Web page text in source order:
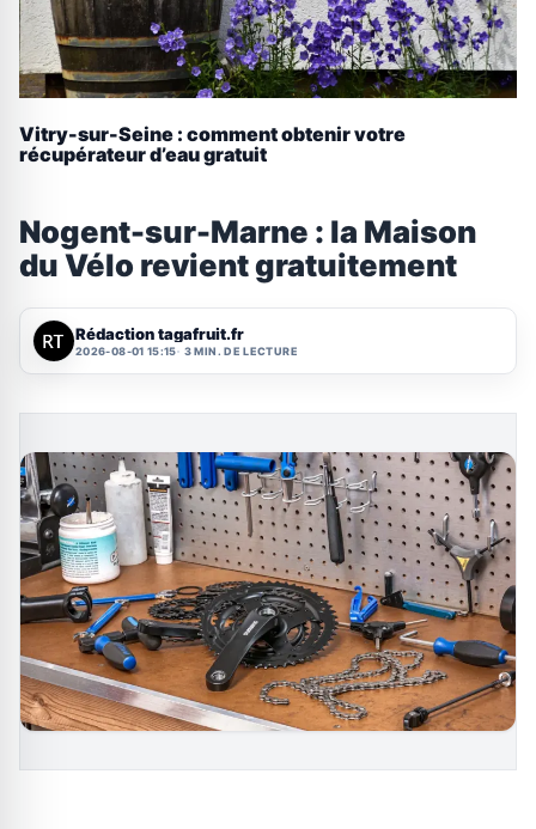
Vitry-sur-Seine : comment obtenir votre
récupérateur d’eau gratuit
Nogent-sur-Marne : la Maison
du Vélo revient gratuitement
Rédaction tagafruit.fr
2026-08-01 15:15 3 MIN. DE LECTURE